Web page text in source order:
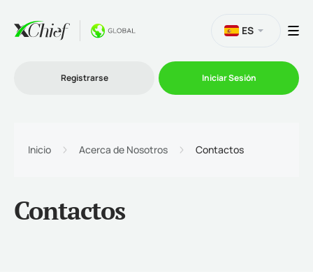
Promociones
ES
Registrarse Iniciar Sesión
Inicio Acerca de Nosotros Contactos
Contactos